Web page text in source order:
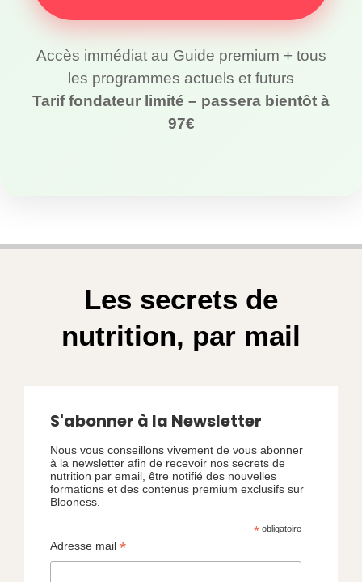
Accès immédiat au Guide premium + tous
les programmes actuels et futurs
Tarif fondateur limité – passera bientôt à
97€
Les secrets de
nutrition, par mail
S'abonner à la Newsletter
Nous vous conseillons vivement de vous abonner
à la newsletter afin de recevoir nos secrets de
nutrition par email, être notifié des nouvelles
formations et des contenus premium exclusifs sur
Blooness.
* obligatoire
Adresse mail *